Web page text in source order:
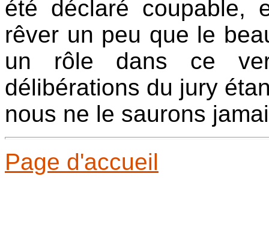
été déclaré coupable,
rêver un peu que le
un rôle dans ce
délibérations du jury
nous ne le saurons
Page d'accueil